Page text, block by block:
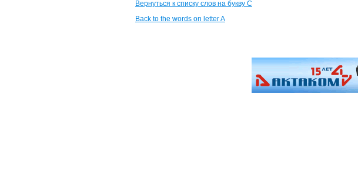
Вернуться к списку слов на букву С
Back to the words on letter A